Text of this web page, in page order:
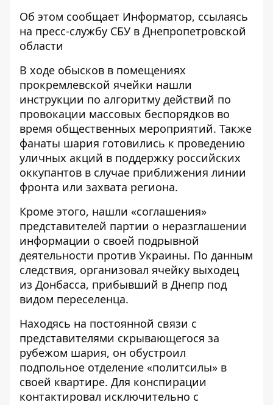
Об этом сообщает Информатор, ссылаясь
на пресс-службу СБУ в Днепропетровской
области
В ходе обысков в помещениях
прокремлевской ячейки нашли
инструкции по алгоритму действий по
провокации массовых беспорядков во
время общественных мероприятий. Также
фанаты шария готовились к проведению
уличных акций в поддержку российских
оккупантов в случае приближения линии
фронта или захвата региона.
Кроме этого, нашли «соглашения»
представителей партии о неразглашении
информации о своей подрывной
деятельности против Украины. По данным
следствия, организовал ячейку выходец
из Донбасса, прибывший в Днепр под
видом переселенца.
Находясь на постоянной связи с
представителями скрывающегося за
рубежом шария, он обустроил
подпольное отделение «политсилы» в
своей квартире. Для конспирации
контактировал исключительно с